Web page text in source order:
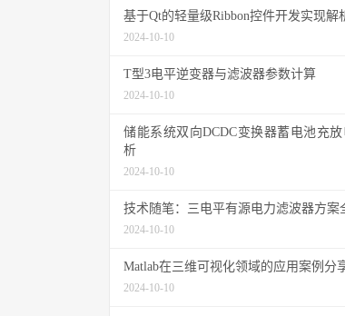
基于Qt的轻量级Ribbon控件开发实现解
2024-10-10
T型3电平逆变器与滤波器参数计算
2024-10-10
储能系统双向DCDC变换器蓄电池充
析
2024-10-10
技术随笔：三电平有源电力滤波器方案
2024-10-10
Matlab在三维可视化领域的应用案例分
2024-10-10